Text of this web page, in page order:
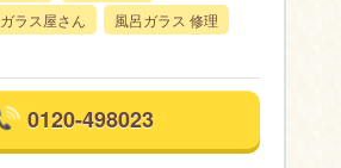
ガラス屋さん
風呂ガラス 修理
0120-498023